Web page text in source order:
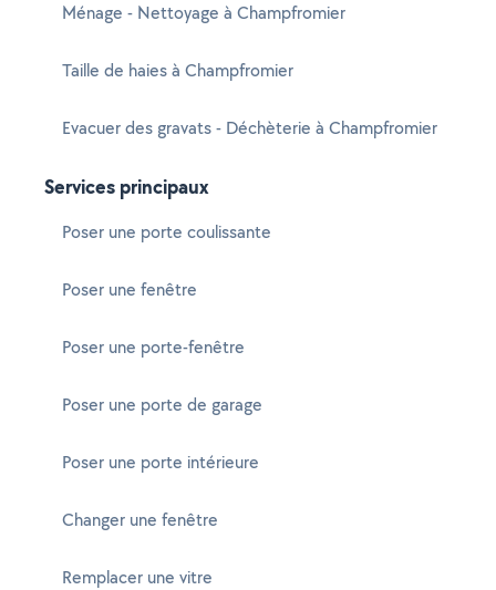
Ménage - Nettoyage à Champfromier
Taille de haies à Champfromier
Evacuer des gravats - Déchèterie à Champfromier
Services principaux
Poser une porte coulissante
Poser une fenêtre
Poser une porte-fenêtre
Poser une porte de garage
Poser une porte intérieure
Changer une fenêtre
Remplacer une vitre